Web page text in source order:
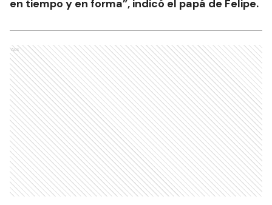
en tiempo y en forma”, indicó el papá de Felipe.
Ads